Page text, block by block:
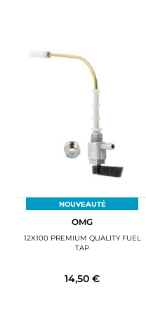
NOUVEAUTÉ
OMG
12X100 PREMIUM QUALITY FUEL
TAP
14,50 €